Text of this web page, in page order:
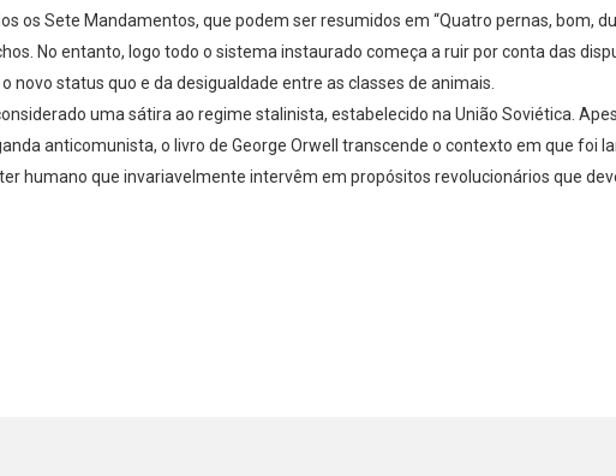
os Sete Mandamentos, que podem ser resumidos em “Quatro pernas, bom,
No entanto, logo todo o sistema instaurado começa a ruir por conta das
novo status quo e da desigualdade entre as classes de animais.
uma sátira ao regime stalinista, estabelecido na União Soviética.
anticomunista, o livro de George Orwell transcende o contexto em que foi
humano que invariavelmente intervêm em propósitos revolucionários que